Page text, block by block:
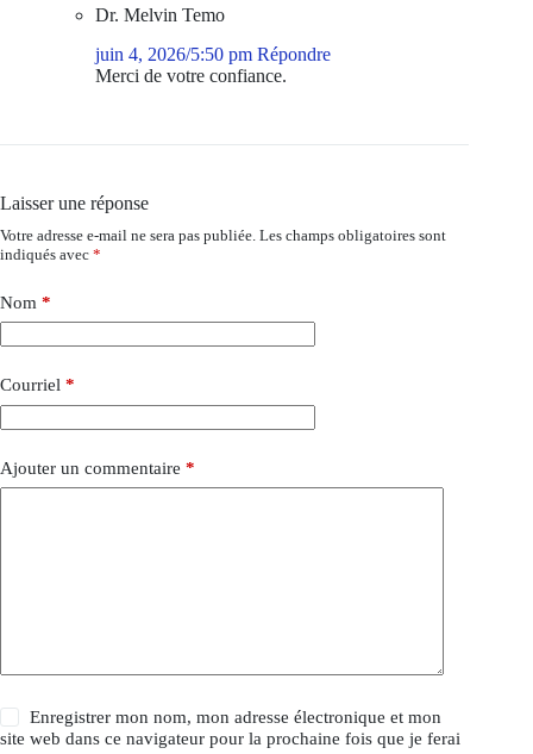
Dr. Melvin Temo
juin 4, 2026/5:50 pm Répondre
Merci de votre confiance.
Laisser une réponse
Votre adresse e-mail ne sera pas publiée. Les champs obligatoires sont
indiqués avec *
Nom *
Courriel *
Ajouter un commentaire *
Enregistrer mon nom, mon adresse électronique et mon
site web dans ce navigateur pour la prochaine fois que je ferai